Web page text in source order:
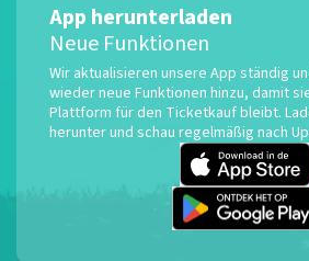
App herunterladen
Neue Funktionen
Wir aktualisieren unsere App ständig
wieder neue Funktionen hinzu, damit
Plattform für den Ticketkauf bleibt.
herunter und schau regelmäßig nach